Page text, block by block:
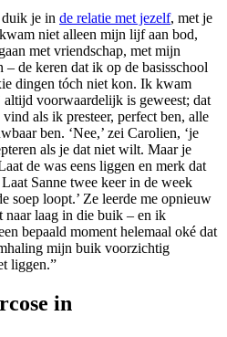
je in de relatie met jezelf, met je
niet alleen mijn lijf aan bod,
met vriendschap, met mijn
de keren dat ik op de basisschool
dingen tóch niet kon. Ik kwam
voorwaardelijk is geweest; dat
als ik presteer, perfect ben, alle
ben. ‘Nee,’ zei Carolien, ‘je
als je dat niet wilt. Maar je
de was eens liggen en merk dat
Sanne twee keer in de week
soep loopt.’ Ze leerde me opnieuw
naar laag in die buik – en ik
bepaald moment helemaal oké dat
mijn buik voorzichtig
liggen.”
in